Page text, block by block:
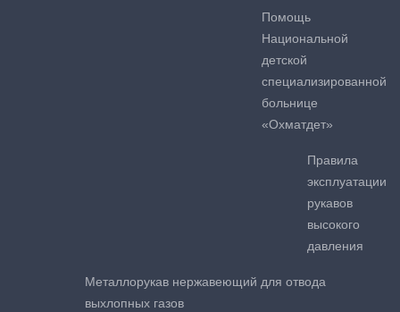
Помощь
Национальной
детской
специализированной
больнице
«Охматдет»
Правила
эксплуатации
рукавов
высокого
давления
Металлорукав нержавеющий для отвода
выхлопных газов